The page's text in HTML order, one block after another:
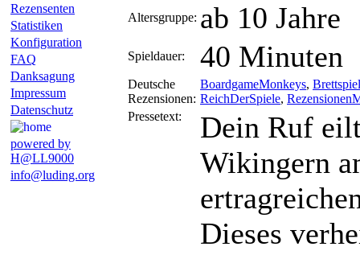
Rezensenten
Statistiken
Konfiguration
FAQ
Danksagung
Impressum
Datenschutz
powered by
H@LL9000
info@luding.org
Altersgruppe: ab 10 Jahre
Spieldauer: 40 Minuten
Deutsche
Rezensionen:
BoardgameMonkeys,
ReichDerSpiele,
Pressetext:
Dein Ruf
Wikingern
Dieses